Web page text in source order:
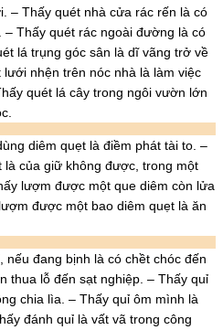
– Thấy quét nhà cửa rác rến là có
Thấy quét rác ngoài đường là có
lá trụng góc sân là dĩ vãng trở về
nhện trên nóc nhà là làm việc
quét lá cây trong ngôi vườn lớn
diêm quẹt là điềm phát tài to. –
là của giữ không được, trong một
lượm được một que diêm còn lửa
được một bao diêm quẹt là ăn
nếu đang bịnh là có chềt chóc đến
thua lỗ đến sạt nghiệp. – Thấy quỉ
chia lìa. – Thấy quỉ ôm mình là
đánh quỉ là vất vã trong công